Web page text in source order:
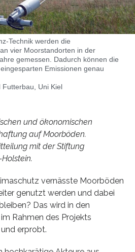
Technik werden die
vier Moorstandorten in der
gemessen. Dadurch können die
Emissionen genau
Uni Kiel
und ökonomischen
auf Moorböden.
mit der Stiftung
vernässte Moorböden
genutzt werden und dabei
Das wird in den
Rahmen des Projekts
erprobt.